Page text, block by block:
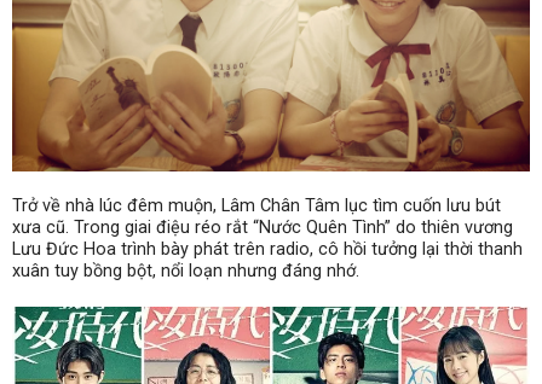
Trở về nhà lúc đêm muộn, Lâm Chân Tâm lục tìm cuốn lưu bút
xưa cũ. Trong giai điệu réo rắt “Nước Quên Tình” do thiên vương
Lưu Đức Hoa trình bày phát trên radio, cô hồi tưởng lại thời thanh
xuân tuy bồng bột, nổi loạn nhưng đáng nhớ.